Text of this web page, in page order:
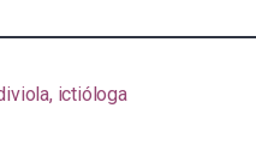
ictióloga